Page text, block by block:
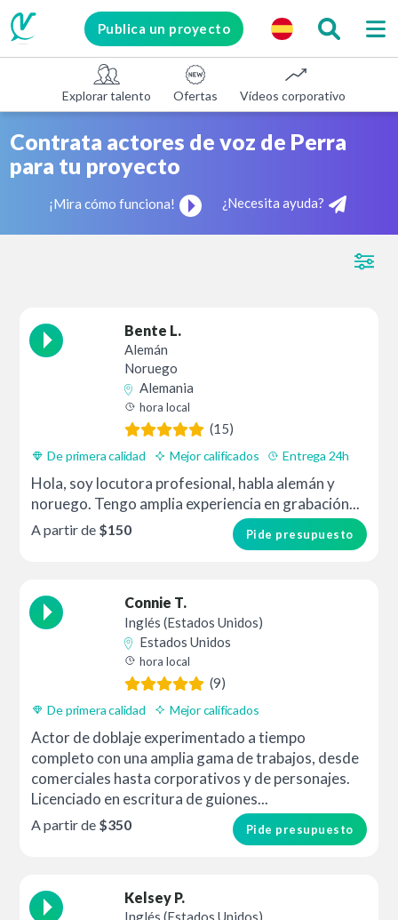
Publica un proyecto
Explorar talento Ofertas Vídeos corporativos
Contrata actores de voz de Perra
para tu proyecto
¡Mira cómo funciona! ¿Necesita ayuda?
Bente L.
Alemán
Noruego
Alemania
hora local
(15)
De primera calidad Mejor calificados Entrega 24h
Hola, soy locutora profesional, habla alemán y
noruego. Tengo amplia experiencia en grabación...
Pide presupuesto
A partir de $150
Connie T.
Inglés (Estados Unidos)
Estados Unidos
hora local
(9)
De primera calidad Mejor calificados
Actor de doblaje experimentado a tiempo
completo con una amplia gama de trabajos, desde
comerciales hasta corporativos y de personajes.
Licenciado en escritura de guiones...
Pide presupuesto
A partir de $350
Kelsey P.
Inglés (Estados Unidos)